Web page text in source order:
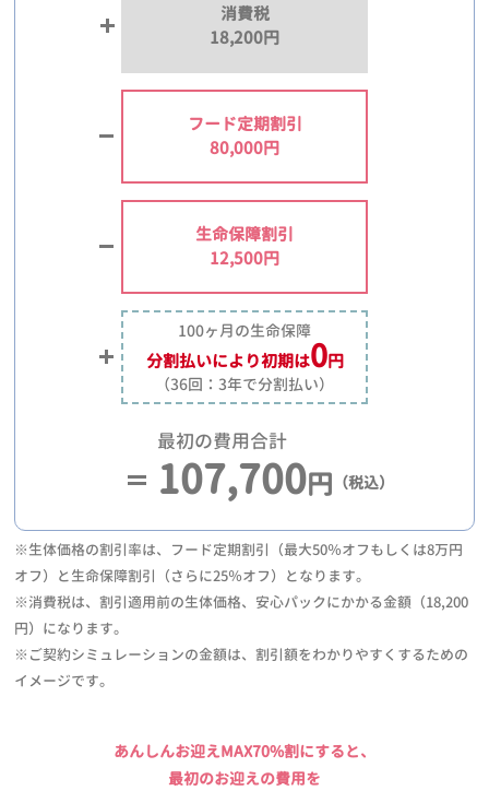
消費税
18,200円
フード定期割引
80,000円
生命保障割引
12,500円
100ヶ月の生命保障
分割払いにより初期は0円
（36回：3年で分割払い）
最初の費用合計
107,700円 （税込）
※生体価格の割引率は、フード定期割引（最大50％オフもしくは8万円
オフ）と生命保障割引（さらに25％オフ）となります。
※消費税は、割引適用前の生体価格、安心パックにかかる金額（18,200
円）になります。
※ご契約シミュレーションの金額は、割引額をわかりやすくするための
イメージです。
あんしんお迎えMAX70%割にすると、
最初のお迎えの費用を